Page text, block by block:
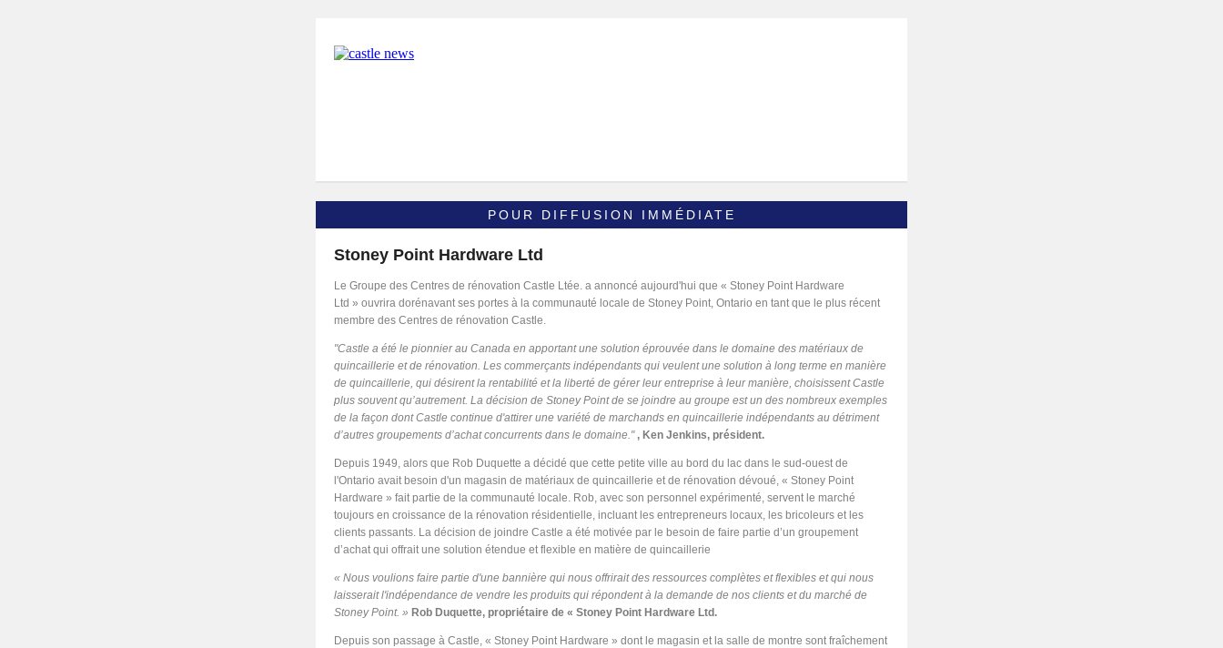
POUR DIFFUSION IMMÉDIATE
Stoney Point Hardware Ltd
Le Groupe des Centres de rénovation Castle Ltée. a annoncé aujourd'hui que « Stoney Point Hardware
Ltd » ouvrira dorénavant ses portes à la communauté locale de Stoney Point, Ontario en tant que le plus récent
membre des Centres de rénovation Castle.
"Castle a été le pionnier au Canada en apportant une solution éprouvée dans le domaine des matériaux de
quincaillerie et de rénovation. Les commerçants indépendants qui veulent une solution à long terme en manière
de quincaillerie, qui désirent la rentabilité et la liberté de gérer leur entreprise à leur manière, choisissent Castle
plus souvent qu’autrement. La décision de Stoney Point de se joindre au groupe est un des nombreux exemples
de la façon dont Castle continue d'attirer une variété de marchands en quincaillerie indépendants au détriment
d’autres groupements d’achat concurrents dans le domaine." , Ken Jenkins, président.
Depuis 1949, alors que Rob Duquette a décidé que cette petite ville au bord du lac dans le sud-ouest de
l'Ontario avait besoin d'un magasin de matériaux de quincaillerie et de rénovation dévoué, « Stoney Point
Hardware » fait partie de la communauté locale. Rob, avec son personnel expérimenté, servent le marché
toujours en croissance de la rénovation résidentielle, incluant les entrepreneurs locaux, les bricoleurs et les
clients passants. La décision de joindre Castle a été motivée par le besoin de faire partie d’un groupement
d’achat qui offrait une solution étendue et flexible en matière de quincaillerie
« Nous voulions faire partie d'une bannière qui nous offrirait des ressources complètes et flexibles et qui nous
laisserait l'indépendance de vendre les produits qui répondent à la demande de nos clients et du marché de
Stoney Point. » Rob Duquette, propriétaire de « Stoney Point Hardware Ltd.
Depuis son passage à Castle, « Stoney Point Hardware » dont le magasin et la salle de montre sont fraîchement